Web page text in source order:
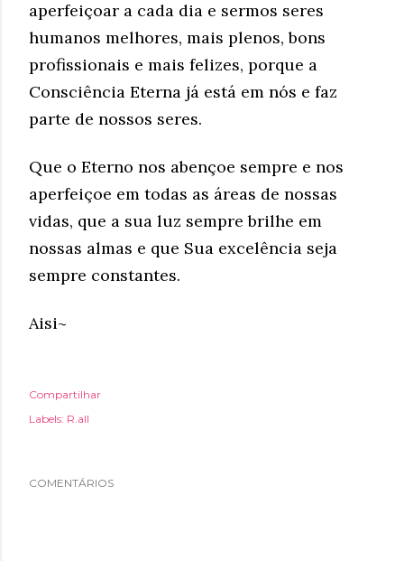
aperfeiçoar a cada dia e sermos seres
humanos melhores, mais plenos, bons
profissionais e mais felizes, porque a
Consciência Eterna já está em nós e faz
parte de nossos seres.
Que o Eterno nos abençoe sempre e nos
aperfeiçoe em todas as áreas de nossas
vidas, que a sua luz sempre brilhe em
nossas almas e que Sua excelência seja
sempre constantes.
Aisi~
Compartilhar
Labels: R.all
COMENTÁRIOS